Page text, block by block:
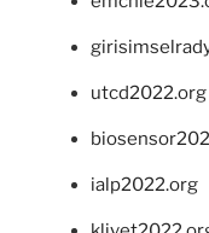
utcd2022.org
ialp2022.org